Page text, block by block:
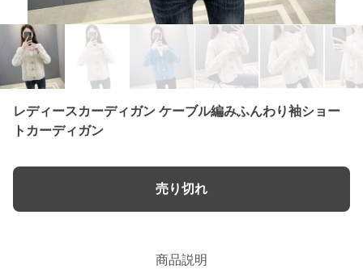
レディースカーディガン ケーブル編みふんわり袖ショー
トカーディガン
売り切れ
商品説明